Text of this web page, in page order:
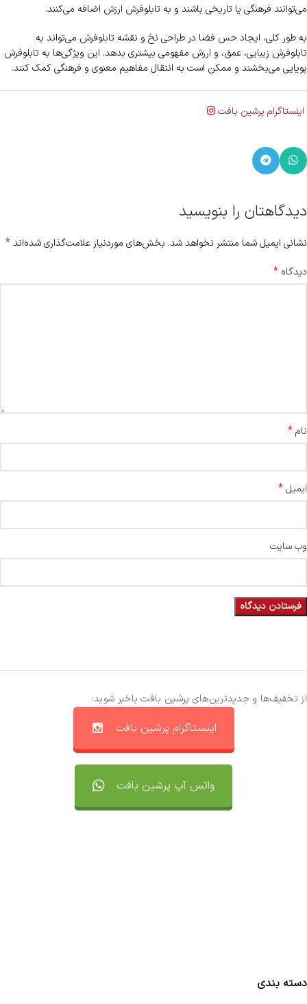
می‌توانند فرهنگی یا تاریخی باشند و به تابلوفرش ارزش اضافه می‌کنند.
به طور کلی، ایجاد حس فضا در طراحی نخ و نقشه تابلوفرش می‌تواند به
تابلوفرش زیبایی، عمق، و ارزش مفهومی بیشتری بدهد. این ویژگی‌ها به تابلوفرش
پویایی می‌بخشند و ممکن است به انتقال مفاهیم معنوی و فرهنگی کمک کنند.
اینستاگرام پرشین بافت
دیدگاهتان را بنویسید
نشانی ایمیل شما منتشر نخواهد شد. بخش‌های موردنیاز علامت‌گذاری شده‌اند*
دیدگاه *
نام*
ایمیل*
وب‌ سایت
از تخفیف‌ها و جدیدترین‌های پرشین بافت باخبر شوید:
اینستاگرام پرشین بافت
واتس آپ پرشین بافت
دسته بندی